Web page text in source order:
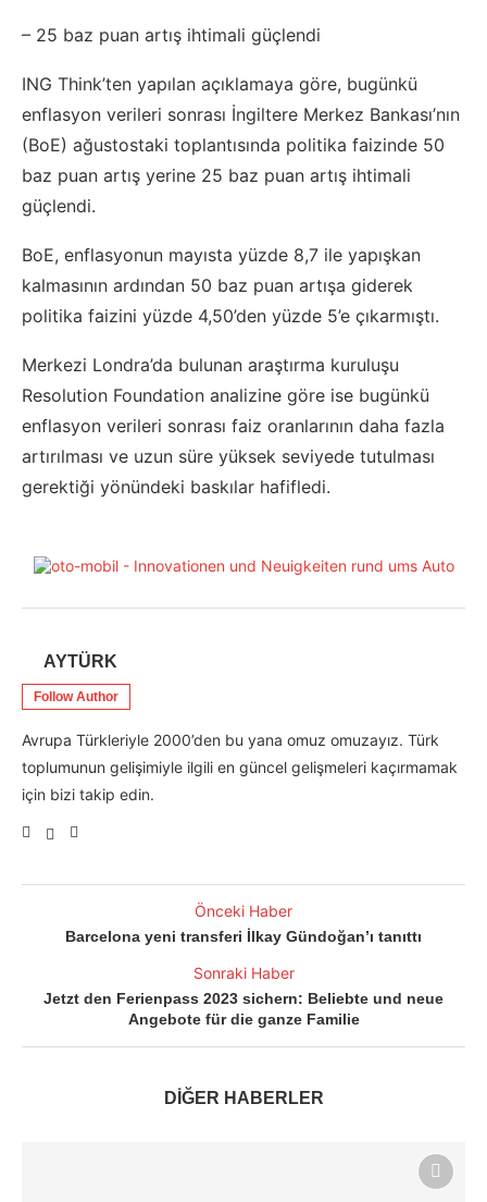
– 25 baz puan artış ihtimali güçlendi
ING Think’ten yapılan açıklamaya göre, bugünkü
enflasyon verileri sonrası İngiltere Merkez Bankası’nın
(BoE) ağustostaki toplantısında politika faizinde 50
baz puan artış yerine 25 baz puan artış ihtimali
güçlendi.
BoE, enflasyonun mayısta yüzde 8,7 ile yapışkan
kalmasının ardından 50 baz puan artışa giderek
politika faizini yüzde 4,50’den yüzde 5’e çıkarmıştı.
Merkezi Londra’da bulunan araştırma kuruluşu
Resolution Foundation analizine göre ise bugünkü
enflasyon verileri sonrası faiz oranlarının daha fazla
artırılması ve uzun süre yüksek seviyede tutulması
gerektiği yönündeki baskılar hafifledi.
AYTÜRK
Follow Author
Avrupa Türkleriyle 2000’den bu yana omuz omuzayız. Türk
toplumunun gelişimiyle ilgili en güncel gelişmeleri kaçırmamak
için bizi takip edin.
Önceki Haber
Barcelona yeni transferi İlkay Gündoğan’ı tanıttı
Sonraki Haber
Jetzt den Ferienpass 2023 sichern: Beliebte und neue
Angebote für die ganze Familie
DİĞER HABERLER